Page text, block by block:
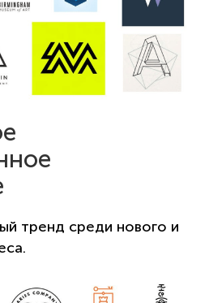
тренд среди нового и